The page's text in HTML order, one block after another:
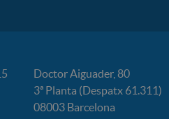
Doctor Aiguader, 80
3ª Planta (Despatx 61.311)
08003 Barcelona